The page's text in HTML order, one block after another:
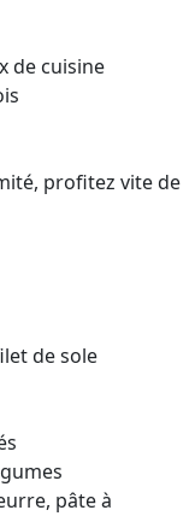
de cuisine
profitez vite de
de sole
pâte à